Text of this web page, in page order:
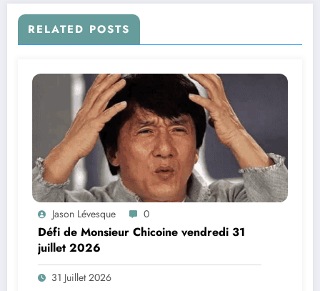
RELATED POSTS
Jason Lévesque 0
Défi de Monsieur Chicoine vendredi 31
juillet 2026
31 Juillet 2026